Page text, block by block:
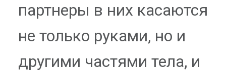
партнеры в них касаются
не только руками, но и
другими частями тела, и